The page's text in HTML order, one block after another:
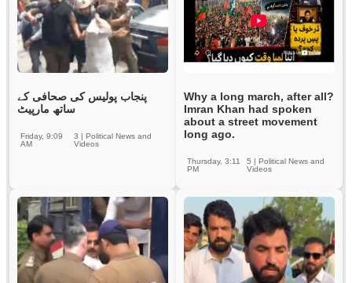
پنجاب پولیس کی صحافی کے
ساتھ مارپیٹ
3 | Political News and
Videos
Friday, 9:09
AM
Why a long march, after all?
Imran Khan had spoken
about a street movement
long ago.
5 | Political News and
Videos
Thursday, 3:11
PM